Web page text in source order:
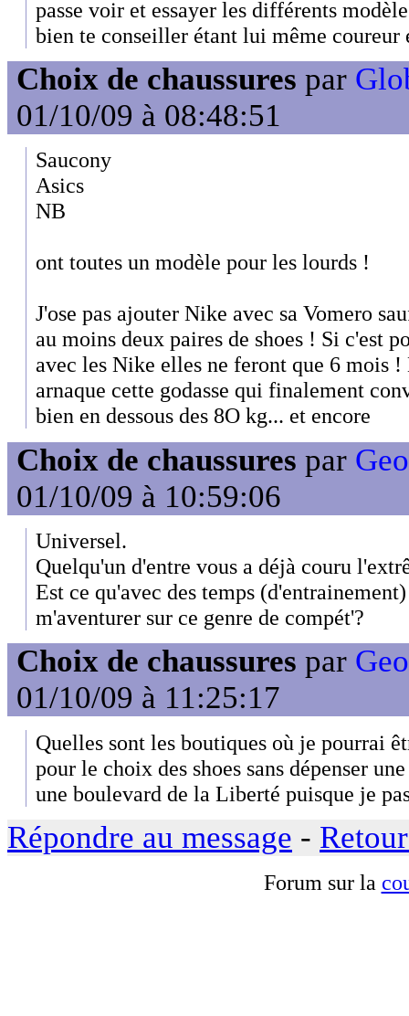
passe voir et essayer les différents
bien te conseiller étant lui même
Choix de chaussures par
01/10/09 à 08:48:51
Saucony
Asics
NB
ont toutes un modèle pour les lourds !
J'ose pas ajouter Nike avec sa Vomero
au moins deux paires de shoes ! Si c'est
avec les Nike elles ne feront que 6 mois
arnaque cette godasse qui finalement
bien en dessous des 8O kg... et encore
Choix de chaussures par
01/10/09 à 10:59:06
Universel.
Quelqu'un d'entre vous a déjà couru
Est ce qu'avec des temps
m'aventurer sur ce genre de compét'?
Choix de chaussures par
01/10/09 à 11:25:17
Quelles sont les boutiques où je pourrai
pour le choix des shoes sans dépenser
une boulevard de la Liberté puisque je
Répondre au message -
Forum sur la